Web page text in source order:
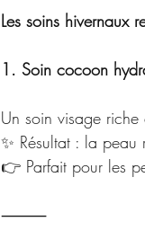
Les soins hivernaux
1. Soin cocoon
Un soin visage riche
✨ Résultat : la peau
👉 Parfait pour les
⸻